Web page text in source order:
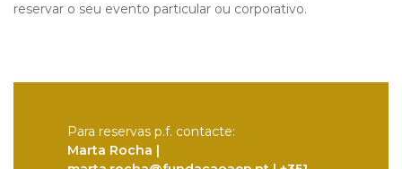
reservar o seu evento particular ou corporativo.
Para reservas p.f. contacte:
Marta Rocha |